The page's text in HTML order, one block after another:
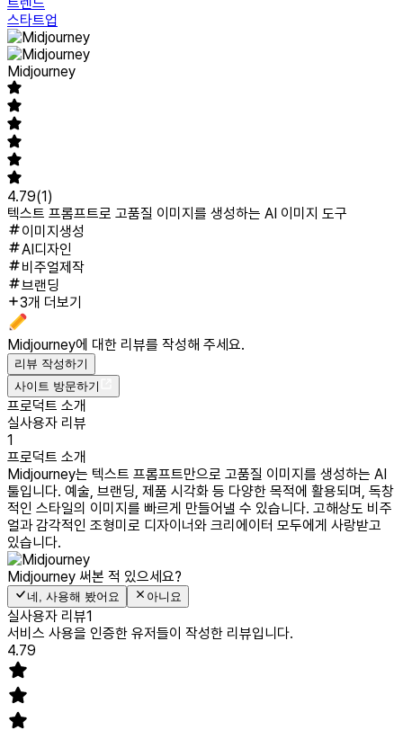
스타트업
Midjourney
4.79(1)
텍스트 프롬프트로 고품질 이미지를 생성하는 AI 이미지 도구
이미지생성
AI디자인
비주얼제작
브랜딩
3개 더보기
Midjourney에 대한 리뷰를 작성해 주세요.
리뷰 작성하기
사이트 방문하기
프로덕트 소개
실사용자 리뷰
1
프로덕트 소개
Midjourney는 텍스트 프롬프트만으로 고품질 이미지를 생성하는 AI
툴입니다. 예술, 브랜딩, 제품 시각화 등 다양한 목적에 활용되며, 독창
적인 스타일의 이미지를 빠르게 만들어낼 수 있습니다. 고해상도 비주
얼과 감각적인 조형미로 디자이너와 크리에이터 모두에게 사랑받고
있습니다.
Midjourney 써본 적 있으세요?
네, 사용해 봤어요 아니요
실사용자 리뷰1
서비스 사용을 인증한 유저들이 작성한 리뷰입니다.
4.79